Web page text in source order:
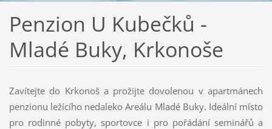
Penzion U Kubečků -
Mladé Buky, Krkonoše
Zavítejte do Krkonoš a prožijte dovolenou v apartmánech
penzionu ležícího nedaleko Areálu Mladé Buky. Ideální místo
pro rodinné pobyty, sportovce i pro pořádání seminářů a